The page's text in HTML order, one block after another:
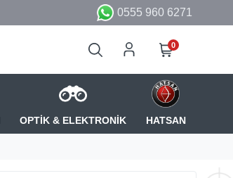
0555 960 6271
0
OPTİK & ELEKTRONİK HATSAN